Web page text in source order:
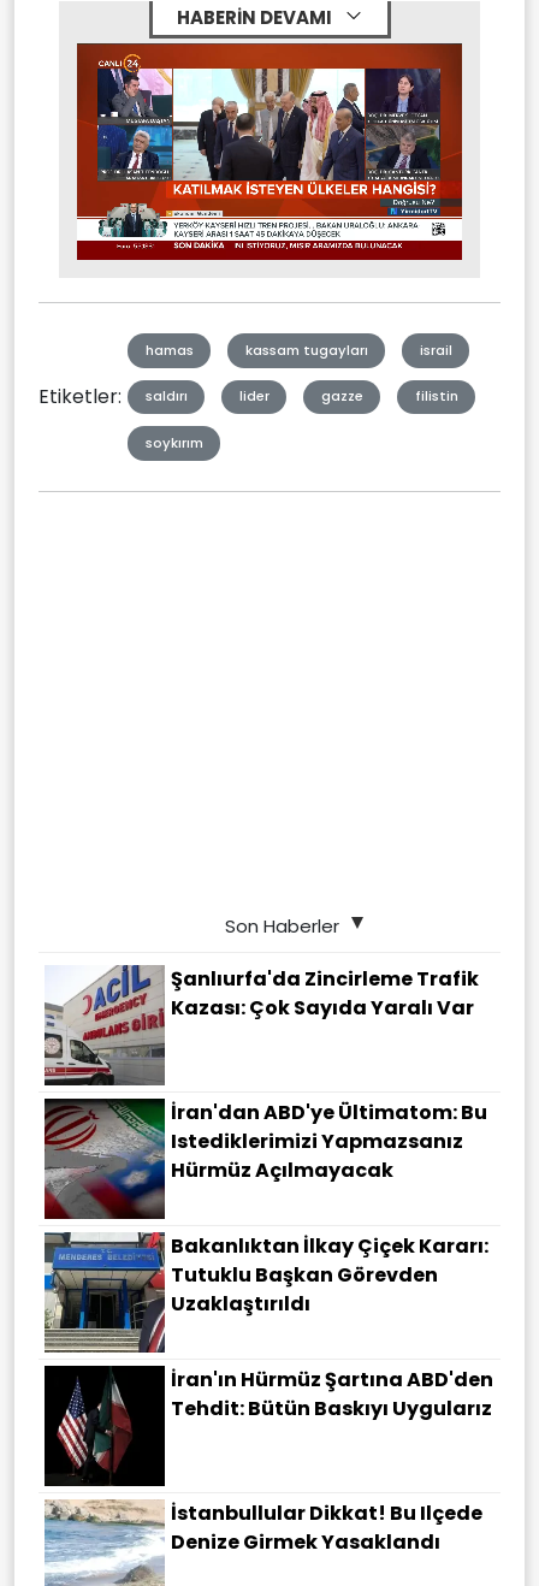
HABERİN DEVAMI
Mute Stream
Etiketler:
hamas kassam tugayları israil
saldırı lider gazze filistin
soykırım
Son Haberler
Şanlıurfa'da Zincirleme Trafik
Kazası: Çok Sayıda Yaralı Var
İran'dan ABD'ye Ültimatom: Bu
Istediklerimizi Yapmazsanız
Hürmüz Açılmayacak
Bakanlıktan İlkay Çiçek Kararı:
Tutuklu Başkan Görevden
Uzaklaştırıldı
İran'ın Hürmüz Şartına ABD'den
Tehdit: Bütün Baskıyı Uygularız
İstanbullular Dikkat! Bu Ilçede
Denize Girmek Yasaklandı